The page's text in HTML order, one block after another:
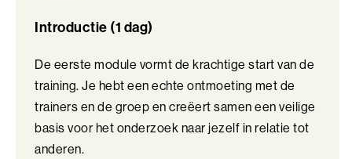
Professioneel Adviseren
Professioneel Adviseren (BaakBoost)
schaduwdelen
met elkaar worden verbonden
Oefeningen in hartcoherentie, waarbij met HRV-metingen
zichtbaar wordt hoe hart en hersenen samenwerken
Deze combinatie van psychologie, wetenschap en
ervaringsgericht leren helpt deelnemers om zowel inzicht als
Introductie (1 dag)
De eerste module vormt de krachtige start van de
training. Je hebt een echte ontmoeting met de
trainers en de groep en creëert samen een veilige
basis voor het onderzoek naar jezelf in relatie tot
anderen.